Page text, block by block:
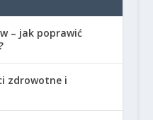
– jak poprawić
zdrowotne i